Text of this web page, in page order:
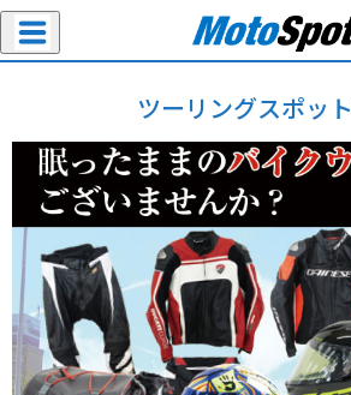
ツーリングスポット